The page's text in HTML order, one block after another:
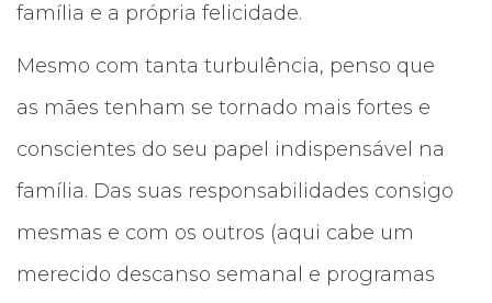
família e a própria felicidade.
Mesmo com tanta turbulência, penso que
as mães tenham se tornado mais fortes e
conscientes do seu papel indispensável na
família. Das suas responsabilidades consigo
mesmas e com os outros (aqui cabe um
merecido descanso semanal e programas